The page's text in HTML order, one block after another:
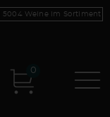
5004 Weine im Sortiment
0